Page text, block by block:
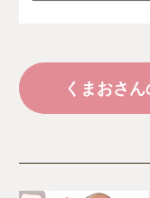
くまおさ